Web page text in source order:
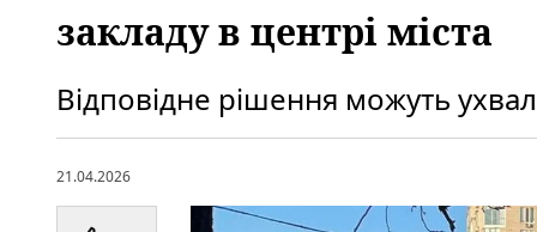
закладу в центрі міста
Відповідне рішення можуть
21.04.2026